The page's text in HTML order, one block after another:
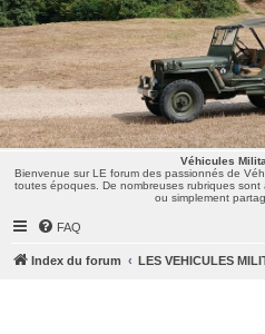
Véhicules
Bienvenue sur LE forum des passionnés de
toutes époques. De nombreuses rubriques sont
ou simplement
FAQ
Index du forum LES VEHICULES